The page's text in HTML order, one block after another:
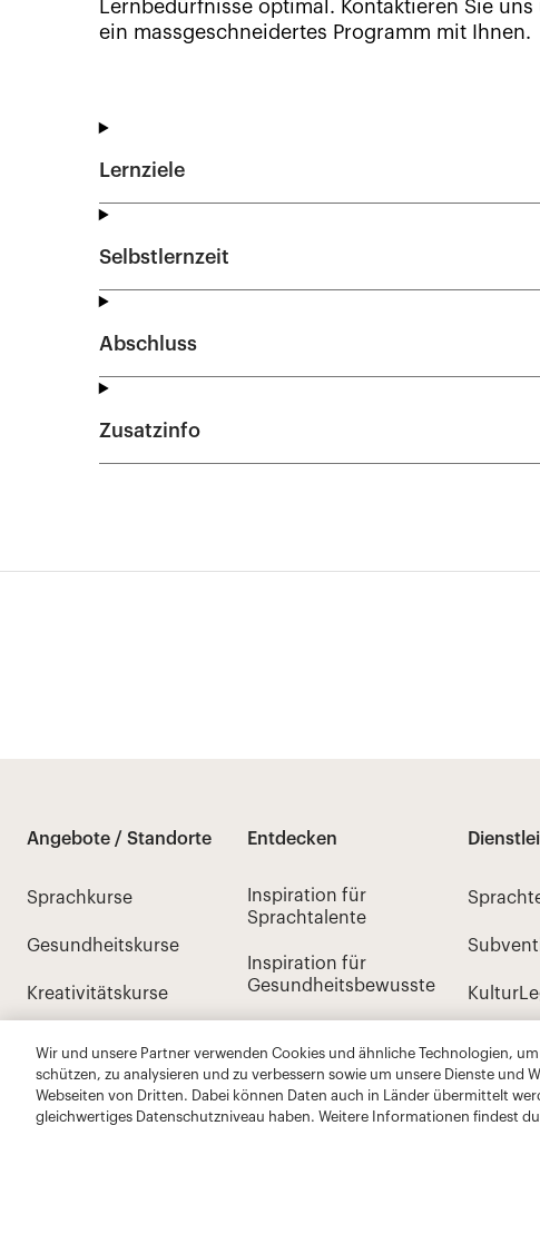
Wir und unsere Partner verwenden Cookies und ähnliche Technologien,
schützen, zu analysieren und zu verbessern sowie um unsere Dienste und
Webseiten von Dritten. Dabei können Daten auch in Länder übermittelt
gleichwertiges Datenschutzniveau haben. Weitere Informationen findest